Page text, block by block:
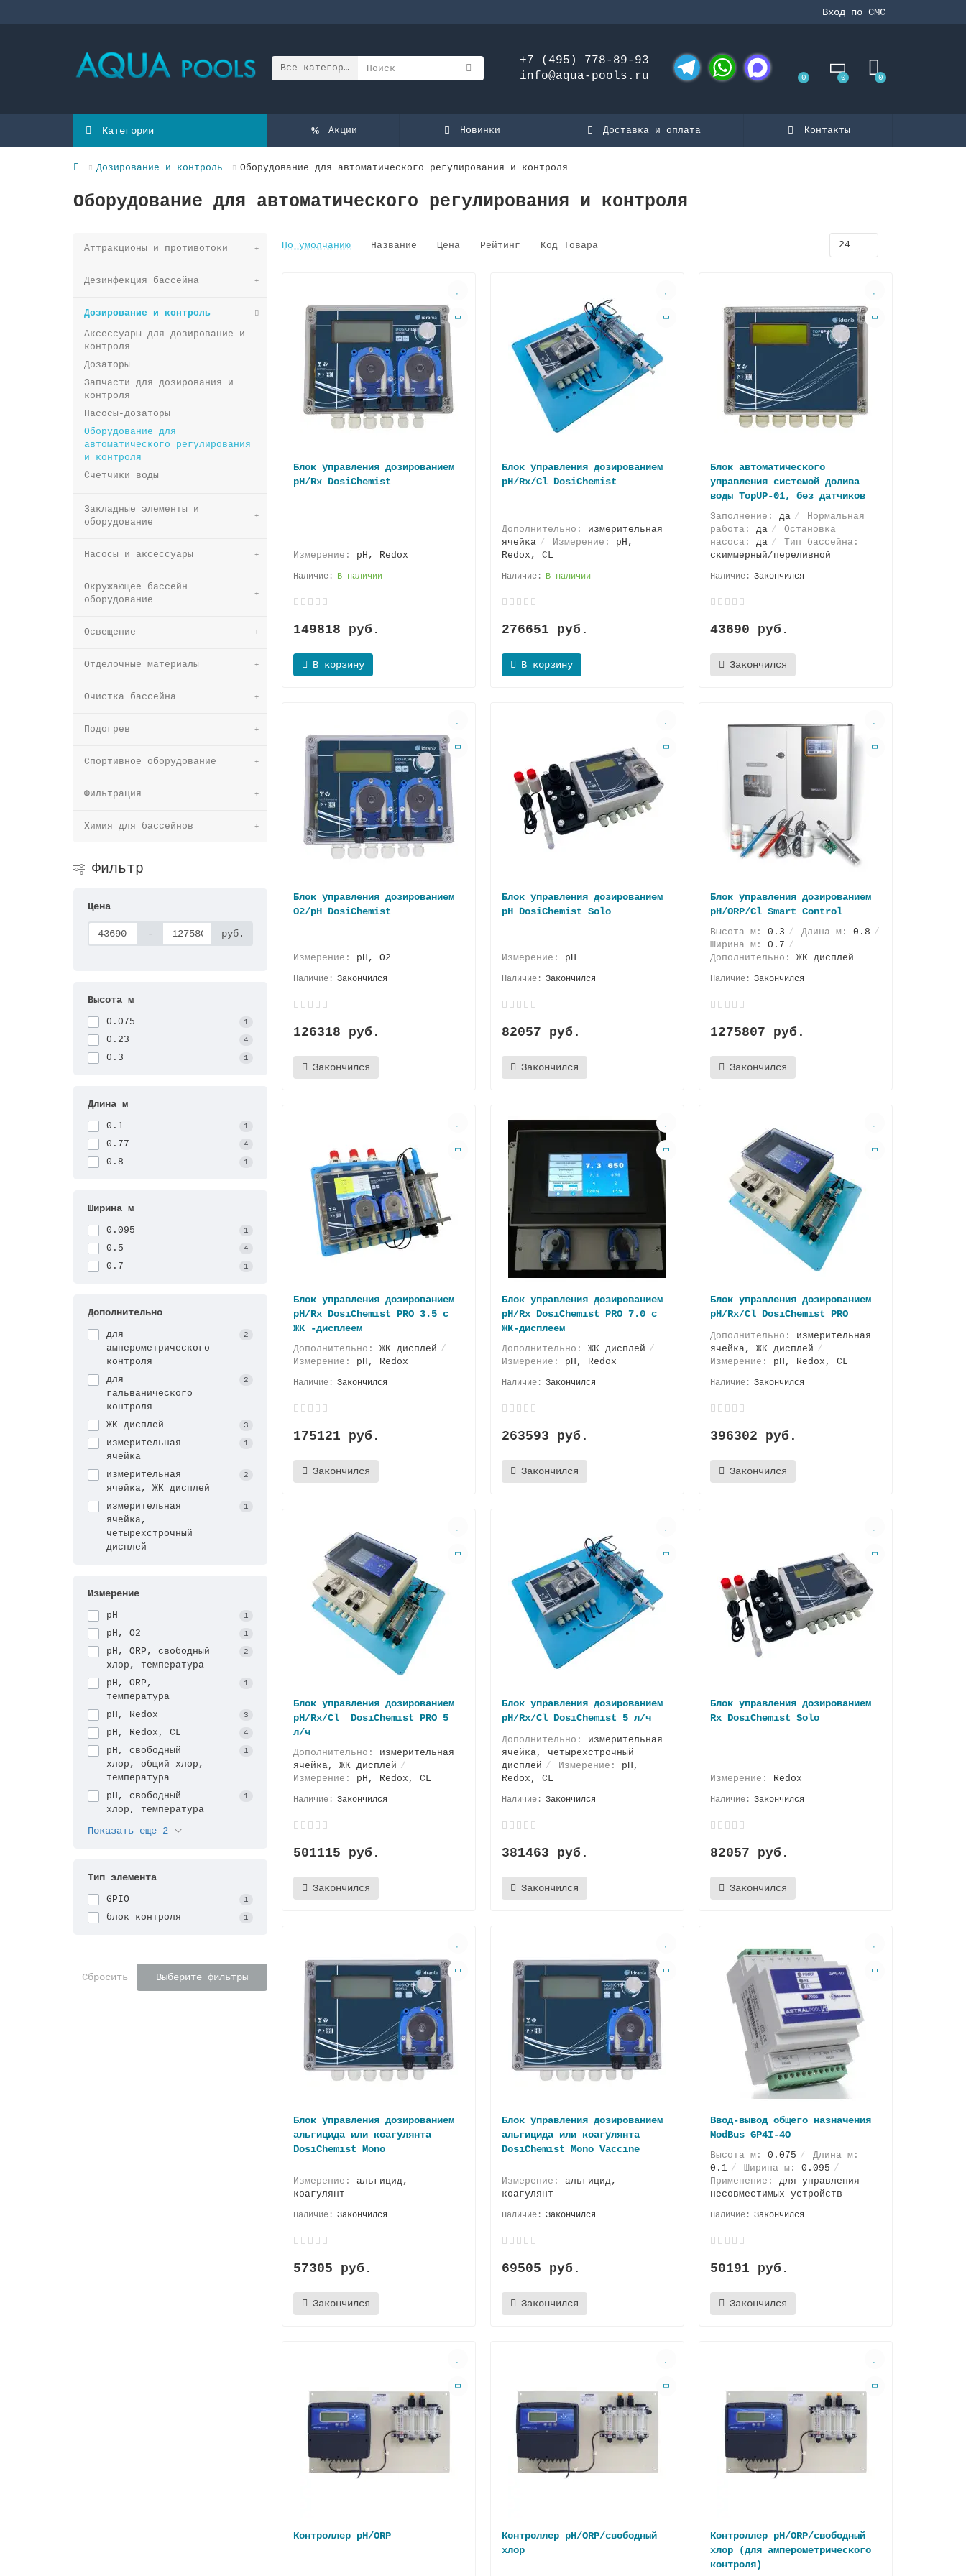
Вход по СМС
Все категории
+7 (495) 778-89-93
info@aqua-pools.ru
0 0 0
Категории Акции Новинки Доставка и оплата Контакты
Дозирование и контроль Оборудование для автоматического регулирования и контроля
Оборудование для автоматического регулирования и контроля
Аттракционы и противотоки
Дезинфекция бассейна
Дозирование и контроль
Аксессуары для дозирование и
контроля
Дозаторы
Запчасти для дозирования и
контроля
Насосы-дозаторы
Оборудование для
автоматического регулирования
и контроля
Счетчики воды
Закладные элементы и
оборудование
Насосы и аксессуары
Окружающее бассейн
оборудование
Освещение
Отделочные материалы
Очистка бассейна
Подогрев
Спортивное оборудование
Фильтрация
Химия для бассейнов
Фильтр
Цена
- руб.
Высота м
0.075 1
0.23 4
0.3 1
Длина м
0.1 1
0.77 4
0.8 1
Ширина м
0.095 1
0.5 4
0.7 1
Дополнительно
для
амперометрического
контроля
2
для
гальванического
контроля
2
ЖК дисплей 3
измерительная
ячейка
1
измерительная
ячейка, ЖК дисплей
2
измерительная
ячейка,
четырехстрочный
дисплей
1
Измерение
pH 1
pH, O2 1
pH, ORP, свободный
хлор, температура
2
pH, ORP,
температура
1
pH, Redox 3
pH, Redox, CL 4
pH, свободный
хлор, общий хлор,
температура
1
pH, свободный
хлор, температура
1
Показать еще 2
Тип элемента
GPIO 1
блок контроля 1
Сбросить Выберите фильтры
По умолчанию Название Цена Рейтинг Код Товара
Блок управления дозированием
pH/Rx DosiChemist
Измерение: pH, Redox
В наличии
149818 руб.
В корзину
Блок управления дозированием
pH/Rx/Cl DosiChemist
Дополнительно: измерительная
ячейка
Измерение: pH,
Redox, CL
В наличии
276651 руб.
В корзину
Блок автоматического
управления системой долива
воды TopUP-01, без датчиков
Заполнение: да
Нормальная
работа: да
Остановка
насоса: да
Тип бассейна:
скиммерный/переливной
Закончился
43690 руб.
Закончился
Блок управления дозированием
O2/pH DosiChemist
Измерение: pH, O2
Закончился
126318 руб.
Закончился
Блок управления дозированием
pH DosiChemist Solo
Измерение: pH
Закончился
82057 руб.
Закончился
Блок управления дозированием
pH/ORP/Cl Smart Control
Высота м: 0.3 Длина м: 0.8
Ширина м: 0.7
Дополнительно: ЖК дисплей
Закончился
1275807 руб.
Закончился
Блок управления дозированием
pH/Rx DosiChemist PRO 3.5 с
ЖК -дисплеем
Дополнительно: ЖК дисплей
Измерение: pH, Redox
Закончился
175121 руб.
Закончился
Блок управления дозированием
pH/Rx DosiChemist PRO 7.0 с
ЖК-дисплеем
Дополнительно: ЖК дисплей
Измерение: pH, Redox
Закончился
263593 руб.
Закончился
Блок управления дозированием
pH/Rx/Cl DosiChemist PRO
Дополнительно: измерительная
ячейка, ЖК дисплей
Измерение: pH, Redox, CL
Закончился
396302 руб.
Закончился
Блок управления дозированием
pH/Rx/Cl DosiChemist PRO 5
л/ч
Дополнительно: измерительная
ячейка, ЖК дисплей
Измерение: pH, Redox, CL
Закончился
501115 руб.
Закончился
Блок управления дозированием
pH/Rx/Cl DosiChemist 5 л/ч
Дополнительно: измерительная
ячейка, четырехстрочный
дисплей
Измерение: pH,
Redox, CL
Закончился
381463 руб.
Закончился
Блок управления дозированием
Rx DosiChemist Solo
Измерение: Redox
Закончился
82057 руб.
Закончился
Блок управления дозированием
альгицида или коагулянта
DosiChemist Mono
Измерение: альгицид,
коагулянт
Закончился
57305 руб.
Закончился
Блок управления дозированием
альгицида или коагулянта
DosiChemist Mono Vaccine
Измерение: альгицид,
коагулянт
Закончился
69505 руб.
Закончился
Ввод-вывод общего назначения
ModBus GP4I-4O
Высота м: 0.075
Длина м:
0.1
Ширина м: 0.095
Применение: для управления
несовместимых устройств
Закончился
50191 руб.
Закончился
Контроллер pH/ORP
Контроллер pH/ORP/свободный
хлор
Контроллер pH/ORP/свободный
хлор (для амперометрического
контроля)